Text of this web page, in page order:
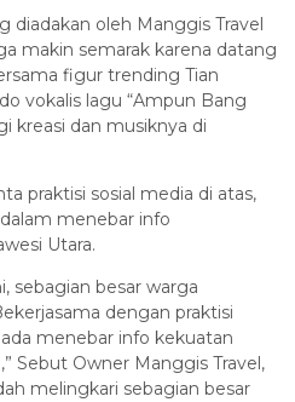
diadakan oleh Manggis Travel
makin semarak karena datang
figur trending Tian
vokalis lagu “Ampun Bang
kreasi dan musiknya di
praktisi sosial media di atas,
menebar info
Utara.
sebagian besar warga
dengan praktisi
menebar info kekuatan
Sebut Owner Manggis Travel,
melingkari sebagian besar